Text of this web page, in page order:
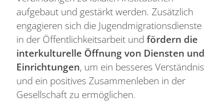
aufgebaut und gestärkt werden. Zusätzlich
engagieren sich die Jugendmigrationsdienste
in der Öffentlichkeitsarbeit und fördern die
interkulturelle Öffnung von Diensten und
Einrichtungen, um ein besseres Verständnis
und ein positives Zusammenleben in der
Gesellschaft zu ermöglichen.